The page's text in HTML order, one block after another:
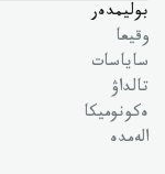
بوليمدەر
وقيعا
ساياسات
تالداۋ
ەكونوميكا
الەمدە